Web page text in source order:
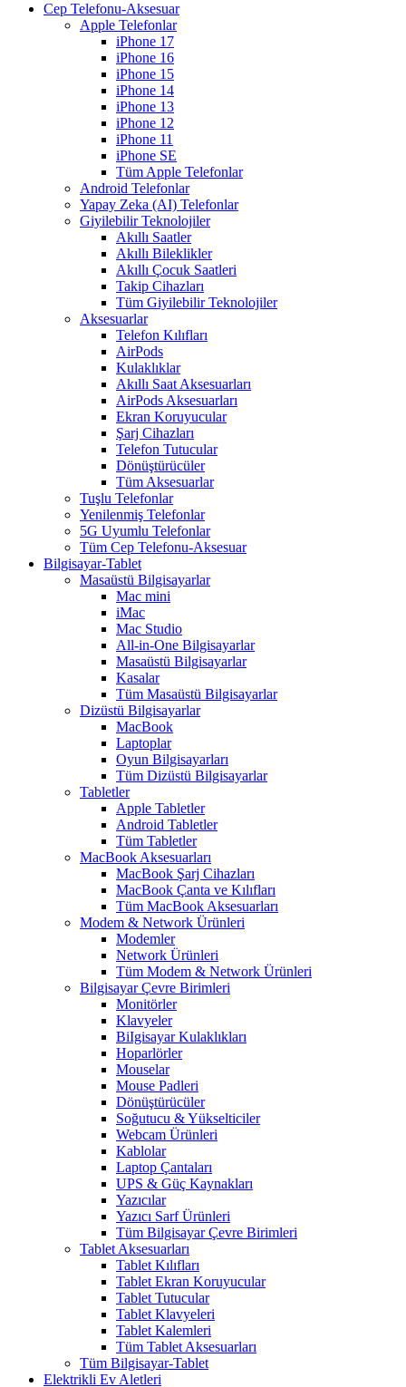
Cep Telefonu-Aksesuar
Apple Telefonlar
iPhone 17
iPhone 16
iPhone 15
iPhone 14
iPhone 13
iPhone 12
iPhone 11
iPhone SE
Tüm Apple Telefonlar
Android Telefonlar
Yapay Zeka (AI) Telefonlar
Giyilebilir Teknolojiler
Akıllı Saatler
Akıllı Bileklikler
Akıllı Çocuk Saatleri
Takip Cihazları
Tüm Giyilebilir Teknolojiler
Aksesuarlar
Telefon Kılıfları
AirPods
Kulaklıklar
Akıllı Saat Aksesuarları
AirPods Aksesuarları
Ekran Koruyucular
Şarj Cihazları
Telefon Tutucular
Dönüştürücüler
Tüm Aksesuarlar
Tuşlu Telefonlar
Yenilenmiş Telefonlar
5G Uyumlu Telefonlar
Tüm Cep Telefonu-Aksesuar
Bilgisayar-Tablet
Masaüstü Bilgisayarlar
Mac mini
iMac
Mac Studio
All-in-One Bilgisayarlar
Masaüstü Bilgisayarlar
Kasalar
Tüm Masaüstü Bilgisayarlar
Dizüstü Bilgisayarlar
MacBook
Laptoplar
Oyun Bilgisayarları
Tüm Dizüstü Bilgisayarlar
Tabletler
Apple Tabletler
Android Tabletler
Tüm Tabletler
MacBook Aksesuarları
MacBook Şarj Cihazları
MacBook Çanta ve Kılıfları
Tüm MacBook Aksesuarları
Modem & Network Ürünleri
Modemler
Network Ürünleri
Tüm Modem & Network Ürünleri
Bilgisayar Çevre Birimleri
Monitörler
Klavyeler
BiIgisayar Kulaklıkları
Hoparlörler
Mouselar
Mouse Padleri
Dönüştürücüler
Soğutucu & Yükselticiler
Webcam Ürünleri
Kablolar
Laptop Çantaları
UPS & Güç Kaynakları
Yazıcılar
Yazıcı Sarf Ürünleri
Tüm Bilgisayar Çevre Birimleri
Tablet Aksesuarları
Tablet Kılıfları
Tablet Ekran Koruyucular
Tablet Tutucular
Tablet Klavyeleri
Tablet Kalemleri
Tüm Tablet Aksesuarları
Tüm Bilgisayar-Tablet
Elektrikli Ev Aletleri